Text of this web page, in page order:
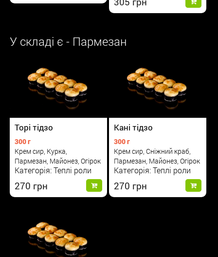
У складі є - Пармезан
Торі тідзо
300 г
Крем сир, Курка,
Пармезан, Майонез, Огірок
Категорія: Теплі роли
270
Кані тідзо
300 г
Крем сир, Сніжний краб,
Пармезан, Майонез, Огірок
Категорія: Теплі роли
270